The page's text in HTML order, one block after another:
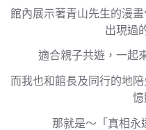
館內展示著青山先生的漫
出現過
適合親子共遊，一起
而我也和館長及同行的地
憶
那就是～「真相永